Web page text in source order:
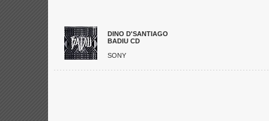
DINO D'SANTIAGO
BADIU CD
SONY